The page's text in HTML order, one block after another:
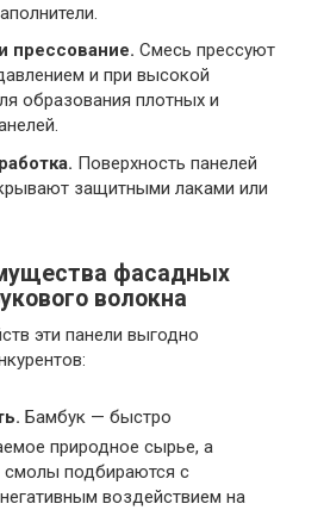
прессование. Смесь прессуют
и при высокой
образования плотных и
Поверхность панелей
защитными лаками или
фасадных
волокна
эти панели выгодно
Бамбук — быстро
природное сырье, а
смолы подбираются с
воздействием на